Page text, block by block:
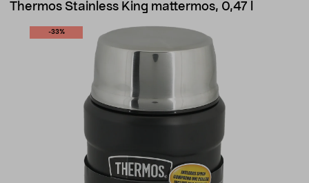
Thermos Stainless King mattermos, 0,47 l
-33%